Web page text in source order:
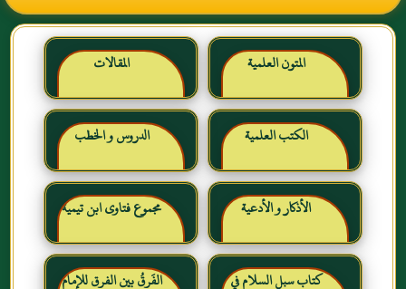
المتون العلمية المقالات
الكتب العلمية الدروس و الخطب
الأذكار و الأدعية مجموع فتاوى ابن تيمية
كتاب سبل السلام في
الفَرقُ بين الفرق للإمام